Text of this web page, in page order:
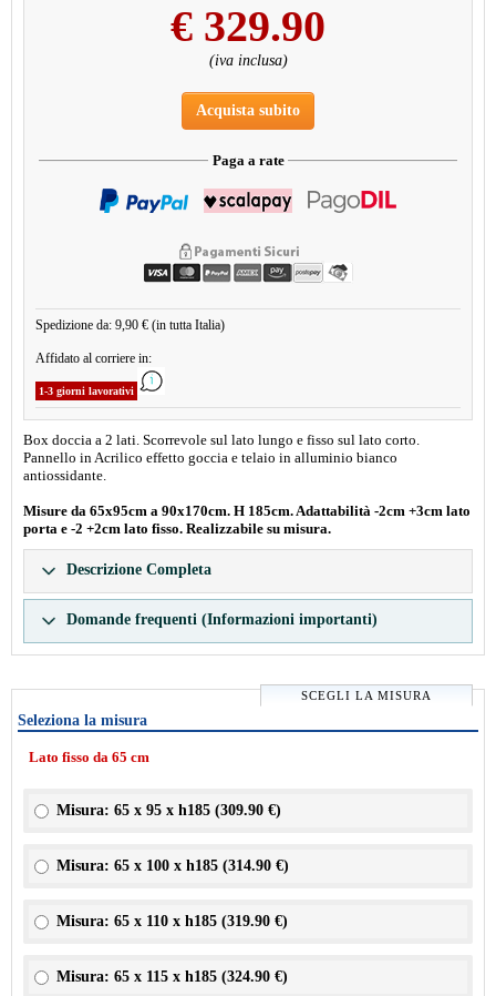
€ 329.90
(iva inclusa)
Acquista subito
Paga a rate
Spedizione da: 9,90 € (in tutta Italia)
Affidato al corriere in:
1-3 giorni lavorativi
Box doccia a 2 lati. Scorrevole sul lato lungo e fisso sul lato corto.
Pannello in Acrilico effetto goccia e telaio in alluminio bianco
antiossidante.
Misure da 65x95cm a 90x170cm. H 185cm. Adattabilità -2cm +3cm lato
porta e -2 +2cm lato fisso. Realizzabile su misura.
Descrizione Completa
Domande frequenti (Informazioni importanti)
SCEGLI LA MISURA
Seleziona la misura
Lato fisso da 65 cm
Misura: 65 x 95 x h185 (309.90 €)
Misura: 65 x 100 x h185 (314.90 €)
Misura: 65 x 110 x h185 (319.90 €)
Misura: 65 x 115 x h185 (324.90 €)